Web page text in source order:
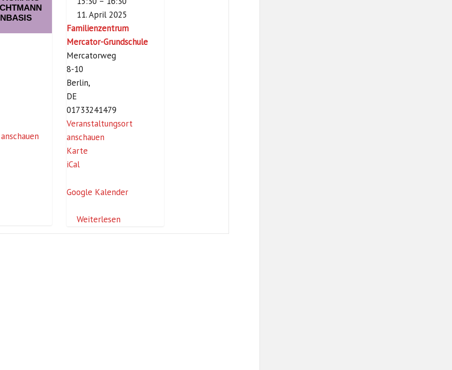
s
c
h
u
e
V
11. April 2025
Familienzentrum
Mercator-Grundschule
Mercatorweg
8-10
Berlin,
DE
01733241479
Veranstaltungsort
anschauen
KarteF
i
i
e
iCal
Google Kalender
Weiterlesen